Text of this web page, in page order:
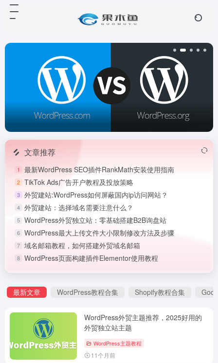
文章推荐
1 最新WordPress SEO插件RankMath安装使用指南
2 TikTok Ads广告开户教程及投放策略
3 外贸建站:WordPress如何屏蔽国内ip访问网站？
4 外贸建站：选择域名需要注意什么？
5 WordPress外贸独立站：零基础搭建B2B询盘站
6 WordPress最大上传文件大小限制修改方法及步骤
7 域名邮箱教程，如何搭建外贸域名邮箱
8 WordPress页面构建插件Elementor使用教程
最新文章 WordPress教程合集 Shopify教程合集
WordPress外贸主题推荐，2025好用的
外贸独立站主题
WordPress主题教程
11个月前